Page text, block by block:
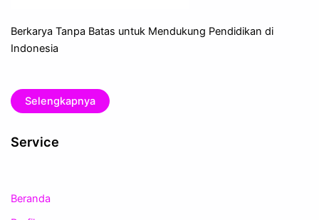
Berkarya Tanpa Batas untuk Mendukung Pendidikan di
Indonesia
Selengkapnya
Service
Beranda